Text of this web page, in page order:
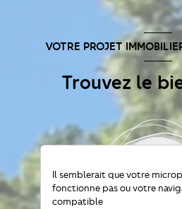
VOTRE PROJET
Trouvez le
Il semblerait que votre
fonctionne pas ou votre
compatible